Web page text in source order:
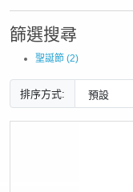
篩選搜尋
聖誕節 (2)
排序方式: